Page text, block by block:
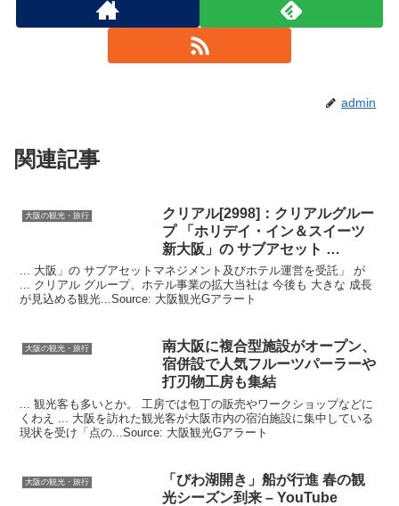
admin
関連記事
大阪の観光・旅行
クリアル[2998]：クリアルグルー
プ 「ホリデイ・イン＆スイーツ
新大阪 」の サブアセット …
... 大阪」の サブアセットマネジメント及びホテル運営を受託」 が
... クリアル グループ、ホテル事業の拡大当社は 今後も 大きな 成長
が見込める観光...Source: 大阪観光Gアラート
大阪の観光・旅行 南大阪に複合型施設がオープン、
宿併設で人気フルーツパーラーや
打刃物工房も集結
... 観光客も多いとか。 工房では包丁の販売やワークショップなどに
くわえ ... 大阪を訪れた観光客が大阪市内の宿泊施設に集中している
現状を受け「点の...Source: 大阪観光Gアラート
大阪の観光・旅行 「びわ湖開き」船が行進 春の観
光シーズン到来 – YouTube